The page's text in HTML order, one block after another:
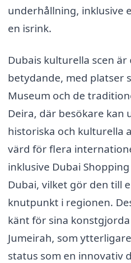
underhållning, inklusive
en isrink.
Dubais kulturella scen är
betydande, med platser
Museum och de
Deira, där besökare kan
historiska och kulturella
värd för flera
inklusive Dubai
Dubai, vilket gör den till
knutpunkt i regionen.
känt för sina konstgjorda
Jumeirah, som
status som en innovativ